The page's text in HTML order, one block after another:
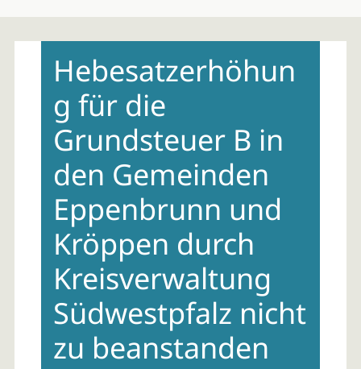
contentHebesatzerhöhun
g für die
Grundsteuer B in
den Gemeinden
Eppenbrunn und
Kröppen durch
Kreisverwaltung
Südwestpfalz nicht
zu beanstanden